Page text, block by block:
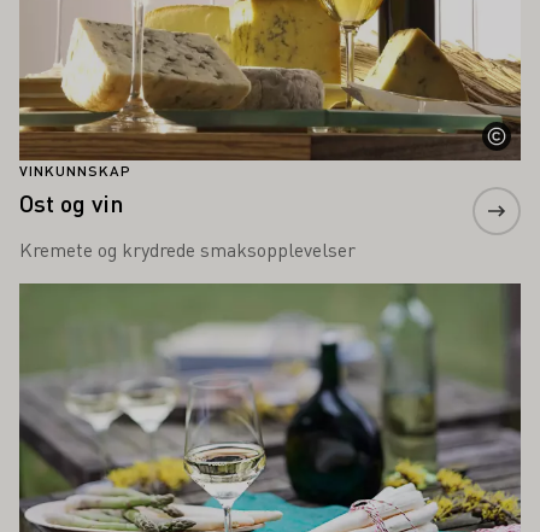
VINKUNNSKAP
Ost og vin
Kremete og krydrede smaksopplevelser